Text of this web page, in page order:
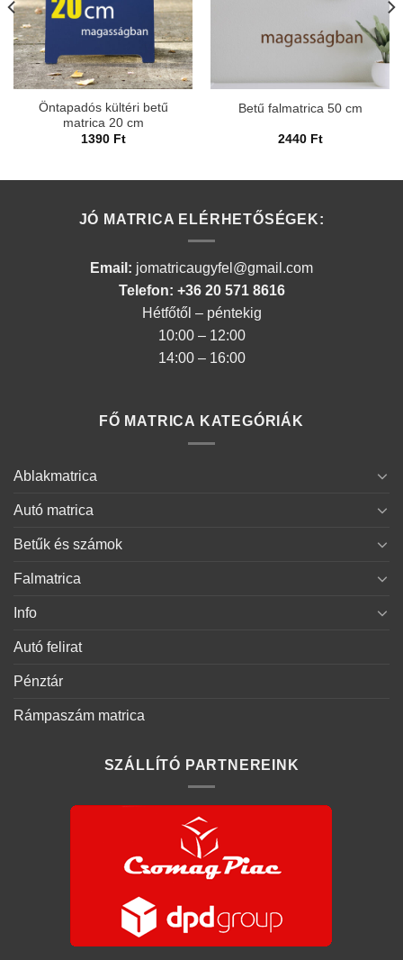
Öntapadós kültéri betű
matrica 20 cm
1390 Ft
Betű falmatrica 50 cm
2440 Ft
JÓ MATRICA ELÉRHETŐSÉGEK:
Email: jomatricaugyfel@gmail.com
Telefon: +36 20 571 8616
Hétfőtől – péntekig
10:00 – 12:00
14:00 – 16:00
FŐ MATRICA KATEGÓRIÁK
Ablakmatrica
Autó matrica
Betűk és számok
Falmatrica
Info
Autó felirat
Pénztár
Rámpaszám matrica
SZÁLLÍTÓ PARTNEREINK